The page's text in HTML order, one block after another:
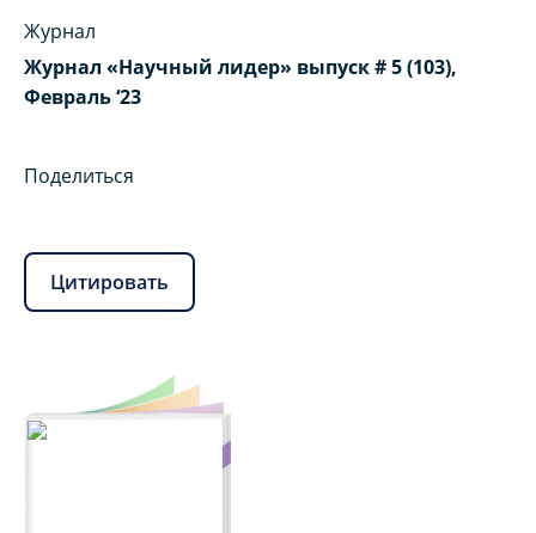
Журнал
Журнал «Научный лидер» выпуск # 5 (103),
Февраль ‘23
Поделиться
Цитировать